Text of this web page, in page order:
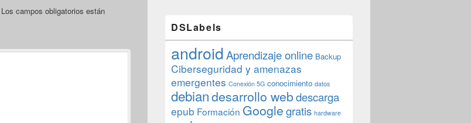
Los campos obligatorios están
DSLabels
androidAprendizaje online Backup
Ciberseguridad y amenazas
emergentes Conexión 5G conocimiento datos
debiandesarrollo webdescarga
epub Formación Googlegratis hardware